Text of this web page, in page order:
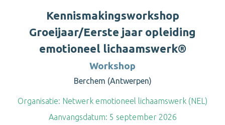
Kennismakingsworkshop
Groeijaar/Eerste jaar opleiding
emotioneel lichaamswerk®
Workshop
Berchem (Antwerpen)
Organisatie: Netwerk emotioneel lichaamswerk (NEL)
Aanvangsdatum: 5 september 2026